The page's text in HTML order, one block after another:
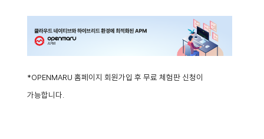
*OPENMARU 홈페이지 회원가입 후 무료 체험판 신청이
가능합니다.